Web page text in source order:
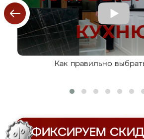
Как правильно
ФИКСИРУЕМ